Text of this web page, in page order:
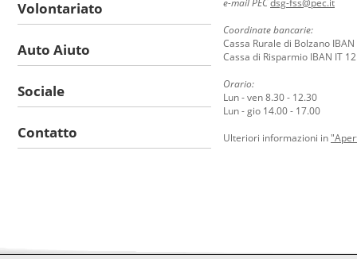
Volontariato
Auto Aiuto
Sociale
Contatto
Coordinate bancarie:
Cassa Rurale di Bolzano
Cassa di Risparmio IBAN IT
Orario:
Lun - ven 8.30 - 12.30
Lun - gio 14.00 - 17.00
Ulteriori informazioni in